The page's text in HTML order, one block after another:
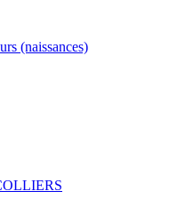
(naissances)